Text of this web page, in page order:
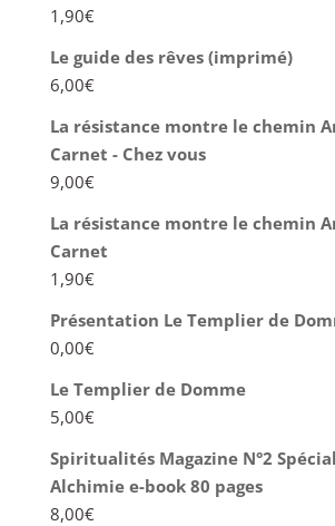
1,90€
Le guide des rêves (imprimé)
6,00€
La résistance montre le chemin
Carnet - Chez vous
9,00€
La résistance montre le chemin
Carnet
1,90€
Présentation Le Templier de
0,00€
Le Templier de Domme
5,00€
Spiritualités Magazine N°2 Spécial
Alchimie e-book 80 pages
8,00€